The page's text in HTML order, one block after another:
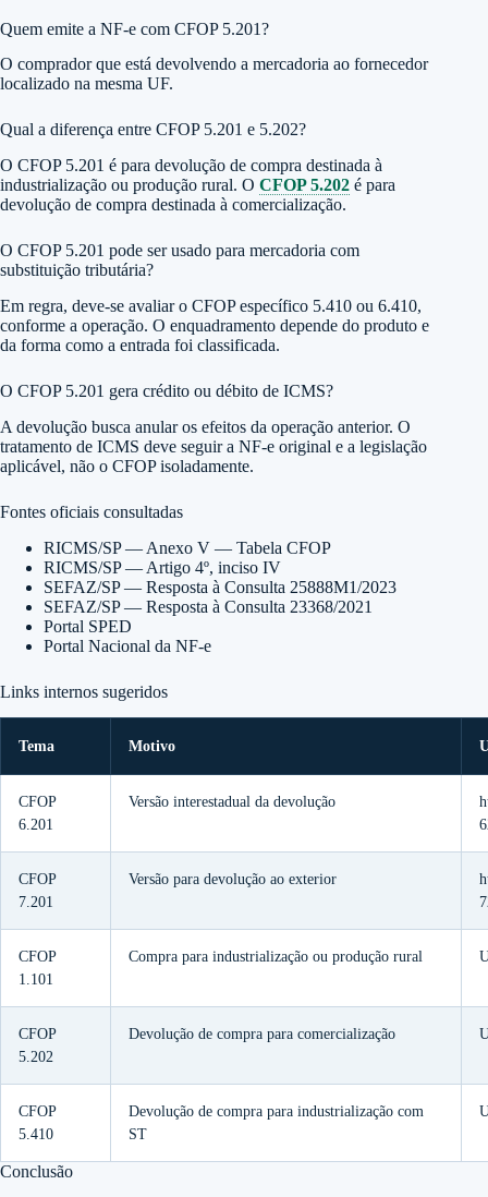
Quem emite a NF-e com CFOP 5.201?
O comprador que está devolvendo a mercadoria ao fornecedor
localizado na mesma UF.
Qual a diferença entre CFOP 5.201 e 5.202?
O CFOP 5.201 é para devolução de compra destinada à
industrialização ou produção rural. O CFOP 5.202 é para
devolução de compra destinada à comercialização.
O CFOP 5.201 pode ser usado para mercadoria com
substituição tributária?
Em regra, deve-se avaliar o CFOP específico 5.410 ou 6.410,
conforme a operação. O enquadramento depende do produto e
da forma como a entrada foi classificada.
O CFOP 5.201 gera crédito ou débito de ICMS?
A devolução busca anular os efeitos da operação anterior. O
tratamento de ICMS deve seguir a NF-e original e a legislação
aplicável, não o CFOP isoladamente.
Fontes oficiais consultadas
RICMS/SP — Anexo V — Tabela CFOP
RICMS/SP — Artigo 4º, inciso IV
SEFAZ/SP — Resposta à Consulta 25888M1/2023
SEFAZ/SP — Resposta à Consulta 23368/2021
Portal SPED
Portal Nacional da NF-e
Links internos sugeridos
Tema Motivo
CFOP
6.201
Versão interestadual da devolução
CFOP
7.201
Versão para devolução ao exterior
CFOP
1.101
Compra para industrialização ou produção rural
CFOP
5.202
Devolução de compra para comercialização
CFOP
5.410
Devolução de compra para industrialização com
ST
Conclusão